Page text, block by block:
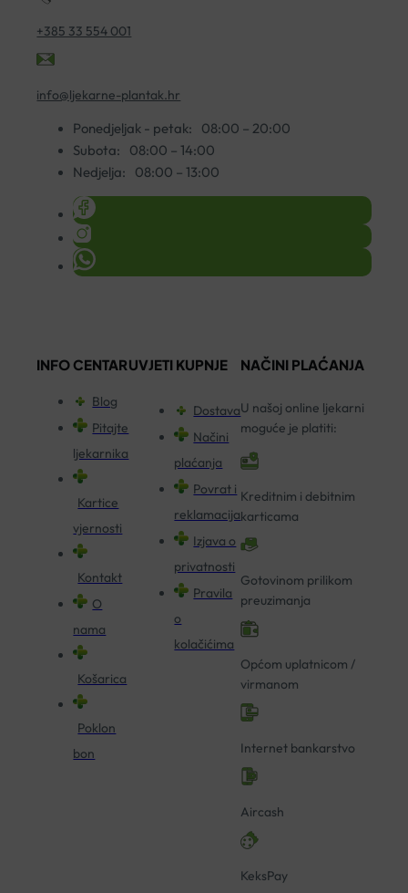
+385 33 554 001
info@ljekarne-plantak.hr
Ponedjeljak - petak:
08:00 – 20:00
Subota:
08:00 – 14:00
Nedjelja:
08:00 – 13:00
INFO CENTAR
Blog
Pitajte
ljekarnika
Kartice
vjernosti
Kontakt
O
nama
Košarica
Poklon
bon
UVJETI KUPNJE
Dostava
Načini
plaćanja
Povrat i
reklamacija
Izjava o
privatnosti
Pravila
o
kolačićima
NAČINI PLAĆANJA
U našoj online ljekarni
moguće je platiti:
Kreditnim i debitnim
karticama
Gotovinom prilikom
preuzimanja
Općom uplatnicom /
virmanom
Internet bankarstvo
Aircash
KeksPay